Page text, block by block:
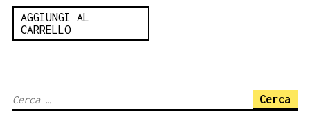
AGGIUNGI AL
CARRELLO
Ricerca